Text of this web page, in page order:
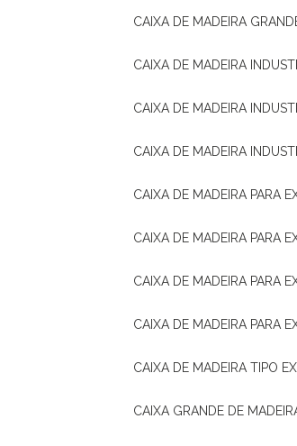
CAIXA DE MADEIRA
CAIXA DE MADEIRA
CAIXA DE MADEIRA
CAIXA DE MADEIRA
CAIXA DE MADEIRA PARA
CAIXA DE MADEIRA PARA
CAIXA DE MADEIRA PARA
CAIXA DE MADEIRA PARA
CAIXA DE MADEIRA TIPO
CAIXA GRANDE DE